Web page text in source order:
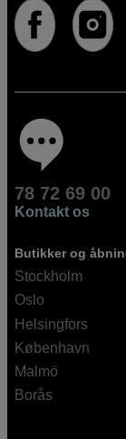
78 72 69 00
Kontakt os
Butikker og
Stockholm
Oslo
Helsingfors
København
Malmö
Borås